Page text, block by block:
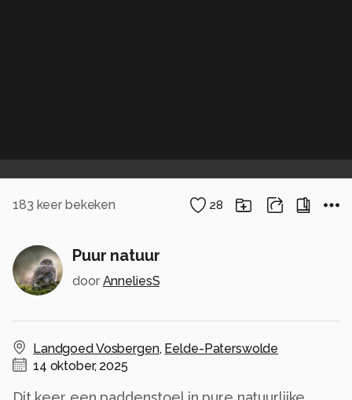
183 keer bekeken 28
Puur natuur
door AnneliesS
Landgoed Vosbergen, Eelde-Paterswolde
14 oktober, 2025